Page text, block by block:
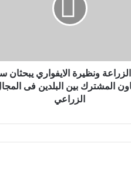
ونظيرة الايفواري يبحثان
المشترك بين البلدين فى
الزراعي